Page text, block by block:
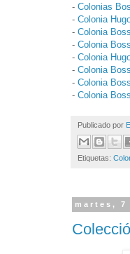
- Colonias
- Colonia
- Colonia
- Colonia
- Colonia
- Colonia
- Colonia
- Colonia
Publicado por
Etiquetas:
martes, 7